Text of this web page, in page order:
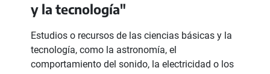
y la tecnología"
Estudios o recursos de las ciencias básicas y la
tecnología, como la astronomía, el
comportamiento del sonido, la electricidad o los